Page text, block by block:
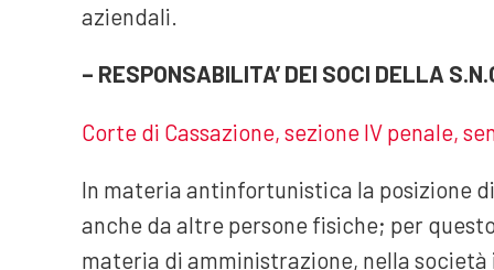
aziendali.
– RESPONSABILITA’ DEI SOCI DELLA
Corte di Cassazione, sezione IV penale,
In materia antinfortunistica la posizione
anche da altre persone fisiche; per
materia di amministrazione, nella